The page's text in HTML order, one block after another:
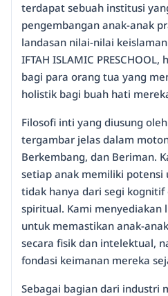
terdapat sebuah institusi
pengembangan anak-anak
landasan nilai-nilai
IFTAH ISLAMIC
bagi para orang tua yang
holistik bagi buah hati
Filosofi inti yang diusung
tergambar jelas dalam
Berkembang, dan Beriman.
setiap anak memiliki potensi
tidak hanya dari segi
spiritual. Kami menyediakan
untuk memastikan anak-
secara fisik dan intelektual,
fondasi keimanan mereka
Sebagai bagian dari industri